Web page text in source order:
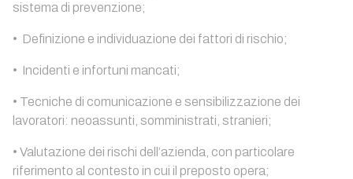
sistema di prevenzione;
• Definizione e individuazione dei fattori di rischio;
• Incidenti e infortuni mancati;
• Tecniche di comunicazione e sensibilizzazione dei
lavoratori: neoassunti, somministrati, stranieri;
• Valutazione dei rischi dell’azienda, con particolare
riferimento al contesto in cui il preposto opera;